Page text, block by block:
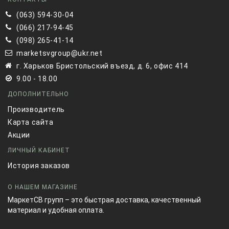
(063) 594-30-04
(066) 217-94-45
(098) 265-41-14
marketsvgroup@ukr.net
г. Харьков Бристольский въезд, д. 6, офис 414
9.00 - 18.00
ДОПОЛНИТЕЛЬНО
Производитель
Карта сайта
Акции
ЛИЧНЫЙ КАБИНЕТ
История заказов
О НАШЕМ МАГАЗИНЕ
МаркетСВ групп – это быстрая доставка, качественный
материал и удобная оплата.